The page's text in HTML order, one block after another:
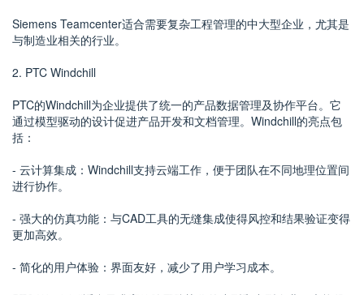
Siemens Teamcenter适合需要复杂工程管理的中大型企业，尤其是
与制造业相关的行业。
2. PTC Windchill
PTC的Windchill为企业提供了统一的产品数据管理及协作平台。它
通过模型驱动的设计促进产品开发和文档管理。Windchill的亮点包
括：
- 云计算集成：Windchill支持云端工作，便于团队在不同地理位置间
进行协作。
- 强大的仿真功能：与CAD工具的无缝集成使得风控和结果验证变得
更加高效。
- 简化的用户体验：界面友好，减少了用户学习成本。